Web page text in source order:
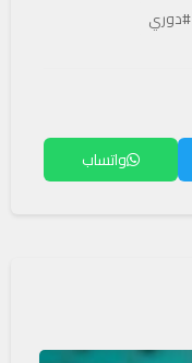
#دوري
واتساب